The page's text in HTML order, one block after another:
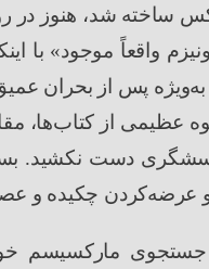
ساخته شد، هنوز در
واقعاً موجود» با
ویژه پس از بحران
عظیمی از کتابها،
دست نکشید.
عرضهکردن چکیده و
جستجوی مارکسیسم